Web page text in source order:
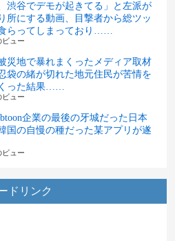
渋谷でデモが起きてる」と左派が
所にする動画、目撃者から総ツッ
らってしまっており……
ビュー
災地で暴れまくったメディア取材
袋の緒が切れた地元住民が苦情を
った結果……
ビュー
企業の最後の牙城だった日本
国の自慢の種だった某アプリが遂
ビュー
ドリンク